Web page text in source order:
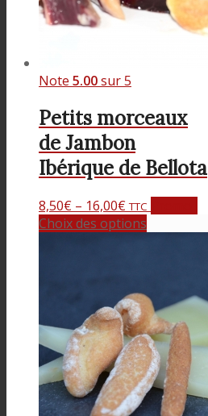
Note 5.00sur 5
Petits morceaux
de Jambon
Ibérique de Bellota
8,50€ – 16,00€ TTC
Choix des options